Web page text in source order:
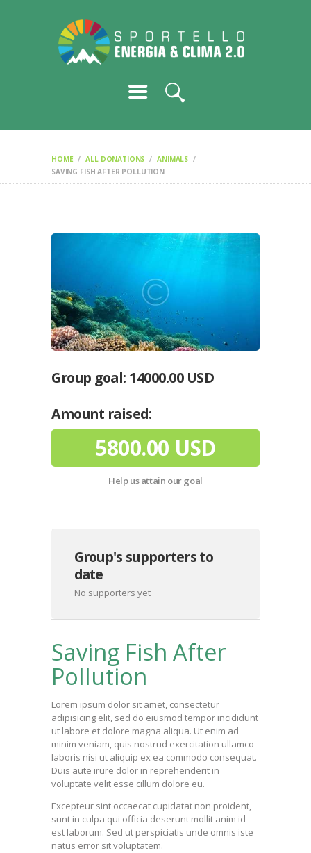
HOME ALL DONATIONS
ANIMALS
SAVING FISH AFTER POLLUTION
IL PROGETTO
GLI SPORTELLI
I SERVIZI
CONTATTI
Group goal: 14000.00 USD
Amount raised:
5800.00 USD
Help us attain our goal
Group's supporters to
date
No supporters yet
Saving Fish After
Pollution
Lorem ipsum dolor sit amet, consectetur
adipisicing elit, sed do eiusmod tempor incididunt
ut labore et dolore magna aliqua. Ut enim ad
minim veniam, quis nostrud exercitation ullamco
laboris nisi ut aliquip ex ea commodo consequat.
Duis aute irure dolor in reprehenderit in
voluptate velit esse cillum dolore eu.
Excepteur sint occaecat cupidatat non proident,
sunt in culpa qui officia deserunt mollit anim id
est laborum. Sed ut perspiciatis unde omnis iste
natus error sit voluptatem.